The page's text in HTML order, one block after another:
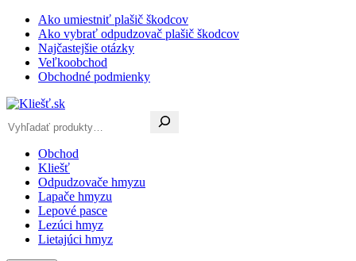
Preskočiť
obsah
Ako umiestniť plašič škodcov
Ako vybrať odpudzovač plašič škodcov
Najčastejšie otázky
Veľkoobchod
Obchodné podmienky
Obchod
Kliešť
Odpudzovače hmyzu
Lapače hmyzu
Lepové pasce
Lezúci hmyz
Lietajúci hmyz